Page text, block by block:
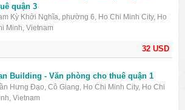
32 USD
quận 3
Kỳ Khởi Nghĩa, phường 6, Ho Chi Minh City, Ho
Minh, Vietnam
Building - Văn phòng cho thuê quận 1
Hưng Đạo, Cô Giang, Ho Chi Minh City, Ho Chi
Vietnam